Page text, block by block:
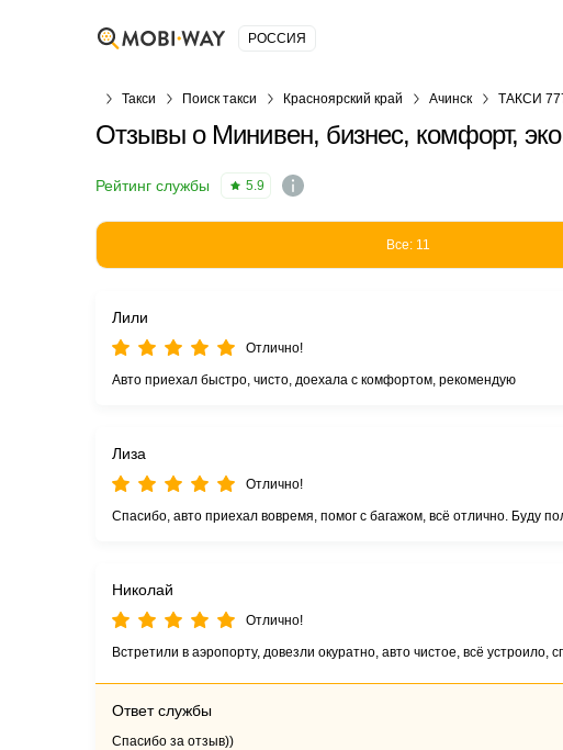
РОССИЯ
Такси Поиск такси Красноярский край Ачинск ТАКСИ
Отзывы о Минивен, бизнес, комфорт,
Рейтинг службы 5.9
Все: 11
Лили
Отлично!
Авто приехал быстро, чисто, доехала с комфортом, рекомендую
Лиза
Отлично!
Спасибо, авто приехал вовремя, помог с багажом, всё отлично. Буду
Николай
Отлично!
Встретили в аэропорту, довезли окуратно, авто чистое, всё устроило,
Ответ службы
Спасибо за отзыв))